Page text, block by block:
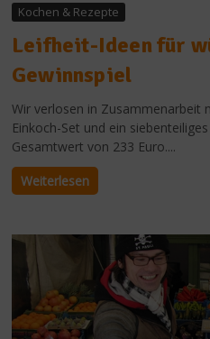
Kochen & Rezepte
Leifheit-Ideen für
Gewinnspiel
Wir verlosen in Zusammenarbeit
Einkoch-Set und ein
Gesamtwert von 233 Euro....
Weiterlesen